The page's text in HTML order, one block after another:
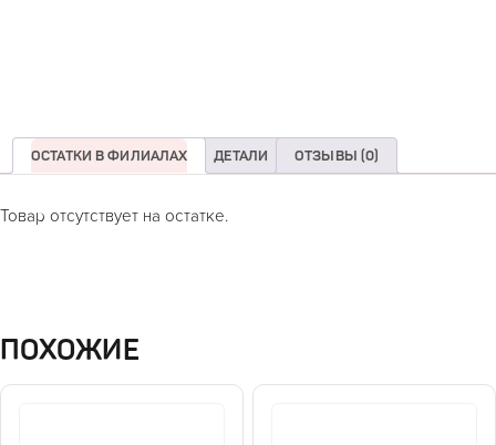
ОСТАТКИ В ФИЛИАЛАХ ДЕТАЛИ ОТЗЫВЫ (0)
Товар отсутствует на остатке.
ПОХОЖИЕ